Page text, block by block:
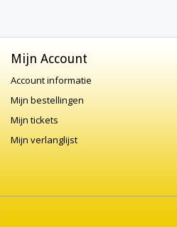
Mijn Account
Account informatie
Mijn bestellingen
Mijn tickets
Mijn verlanglijst